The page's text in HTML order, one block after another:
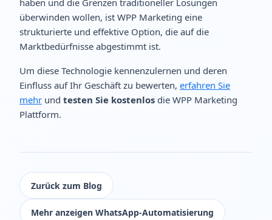
haben und die Grenzen traditioneller Lösungen
überwinden wollen, ist WPP Marketing eine
strukturierte und effektive Option, die auf die
Marktbedürfnisse abgestimmt ist.
Um diese Technologie kennenzulernen und deren
Einfluss auf Ihr Geschäft zu bewerten, erfahren Sie
mehr und testen Sie kostenlos die WPP Marketing
Plattform.
Zurück zum Blog
Mehr anzeigen WhatsApp‑Automatisierung